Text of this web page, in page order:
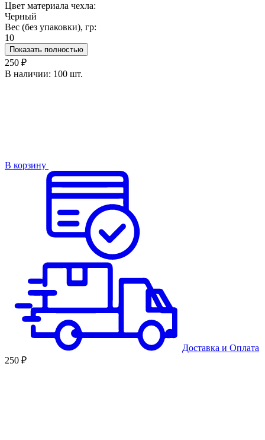
Цвет материала чехла:
Черный
Вес (без упаковки), гр:
10
Показать полностью
250 ₽
В наличии: 100 шт.
В корзину
Доставка и Оплата
250 ₽